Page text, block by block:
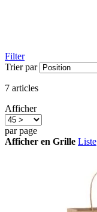
Filter
Trier par
7 articles
Afficher
par page
Afficher en Grille Liste